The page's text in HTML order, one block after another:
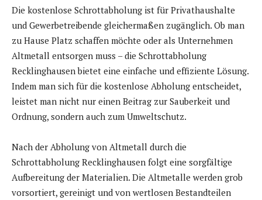
Die kostenlose Schrottabholung ist für Privathaushalte
und Gewerbetreibende gleichermaßen zugänglich. Ob man
zu Hause Platz schaffen möchte oder als Unternehmen
Altmetall entsorgen muss – die Schrottabholung
Recklinghausen bietet eine einfache und effiziente Lösung.
Indem man sich für die kostenlose Abholung entscheidet,
leistet man nicht nur einen Beitrag zur Sauberkeit und
Ordnung, sondern auch zum Umweltschutz.
Nach der Abholung von Altmetall durch die
Schrottabholung Recklinghausen folgt eine sorgfältige
Aufbereitung der Materialien. Die Altmetalle werden grob
vorsortiert, gereinigt und von wertlosen Bestandteilen